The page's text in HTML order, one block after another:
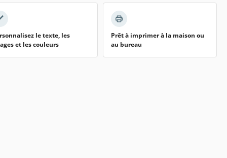
le texte, les
et les couleurs
Prêt à imprimer à la maison ou
au bureau